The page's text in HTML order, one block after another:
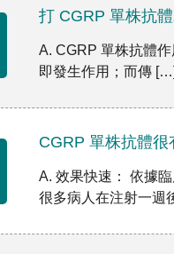
打 CGRP 單株抗
A. CGRP 單株抗體
即發生作用；而傳 […]
CGRP 單株抗體很
A. 效果快速： 依據
很多病人在注射一週